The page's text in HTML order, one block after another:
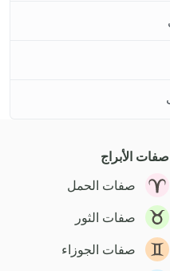
صفات الأبراج
صفات الحمل
صفات الثور
صفات الجوزاء